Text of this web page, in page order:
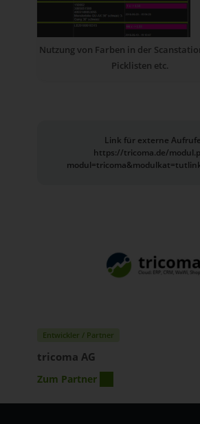
Nutzung von Farben in der
Picklisten etc.
Link für externe
https://tricoma.de/
Entwickler / Partner
tricoma AG
Zum Partner